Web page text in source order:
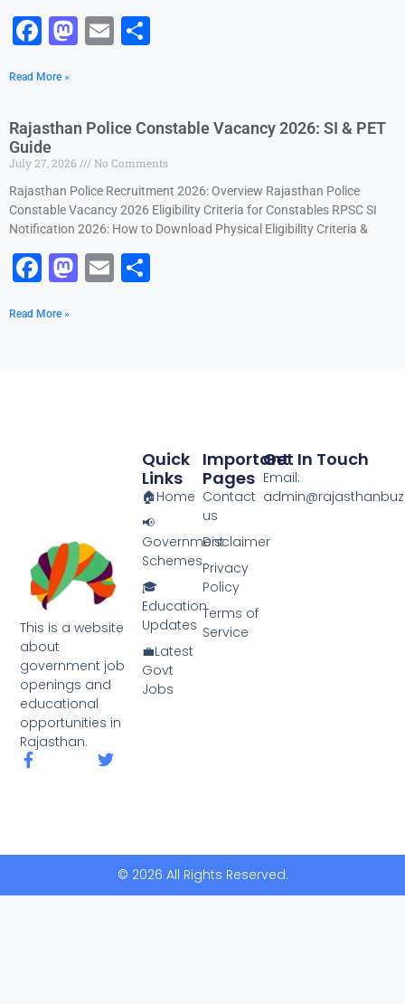
F
c
e
b
o
o
k
M
o
d
o
n
E
l
e
Read More »
Rajasthan Police Constable Vacancy 2026: SI & PET
Guide
July 27, 2026
No Comments
Rajasthan Police Recruitment 2026: Overview Rajasthan Police
Constable Vacancy 2026 Eligibility Criteria for Constables RPSC SI
Notification 2026: How to Download Physical Eligibility Criteria &
F
c
M E
Read More »
This is a website
about
government job
openings and
educational
opportunities in
Rajasthan.
Important
Pages
Contact
us
Disclaimer
Privacy
Policy
Terms of
Service
Quick
Links
🏠Home
📢
Government
Schemes
🎓
Education
Updates
💼Latest
Govt
Jobs
Get In Touch
Email:
© 2026 All Rights Reserved.